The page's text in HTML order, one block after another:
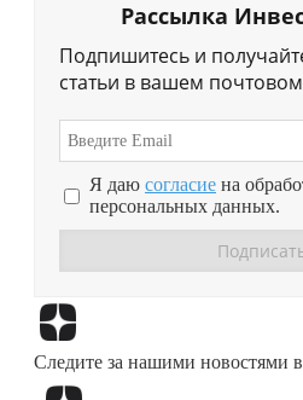
Рассылка
Подпишитесь и
статьи в вашем
Я даю согласие на
персональных данных.
Следите за нашими новостями